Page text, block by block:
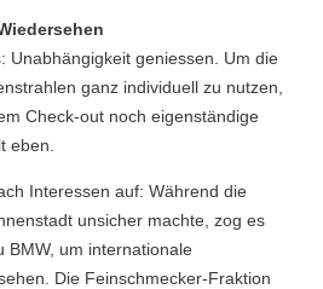
Unabhängigkeit geniessen. Um die
ganz individuell zu nutzen,
Check-out noch eigenständige
eben.
Interessen auf: Während die
unsicher machte, zog es
BMW, um internationale
Die Feinschmecker-Fraktion